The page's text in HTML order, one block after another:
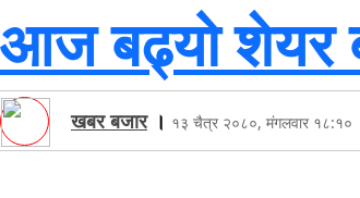
आज बढ्यो शेयर
खबर बजार। १३ चैत्र २०८०, मंगलवार १८:१०